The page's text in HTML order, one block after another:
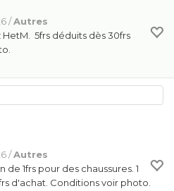
/Autres
5frs déduits dès 30frs
/Autres
1frs pour des chaussures. 1
d'achat. Conditions voir photo.